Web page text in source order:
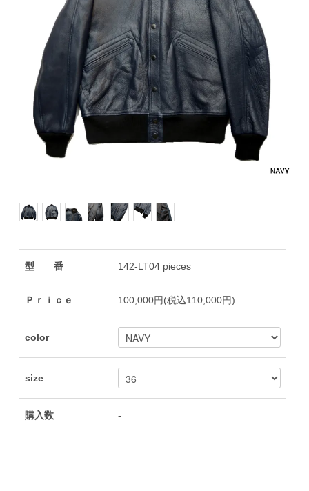
型 番 142-LT04 pieces
Ｐｒｉｃｅ 100,000円(税込110,000円)
color
size
購入数 -